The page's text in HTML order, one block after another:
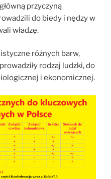
przyczyną
do biedy i nędzy w
władzę.
różnych barw,
rodzaj ludzki, do
i ekonomicznej.